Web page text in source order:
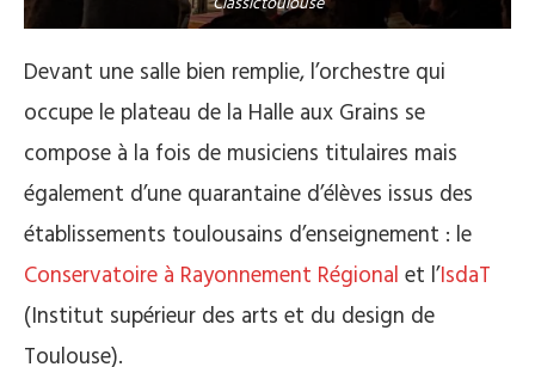
Devant une salle bien remplie, l’orchestre qui
occupe le plateau de la Halle aux Grains se
compose à la fois de musiciens titulaires mais
également d’une quarantaine d’élèves issus des
établissements toulousains d’enseignement : le
Conservatoire à Rayonnement Régional et l’IsdaT
(Institut supérieur des arts et du design de
Toulouse).